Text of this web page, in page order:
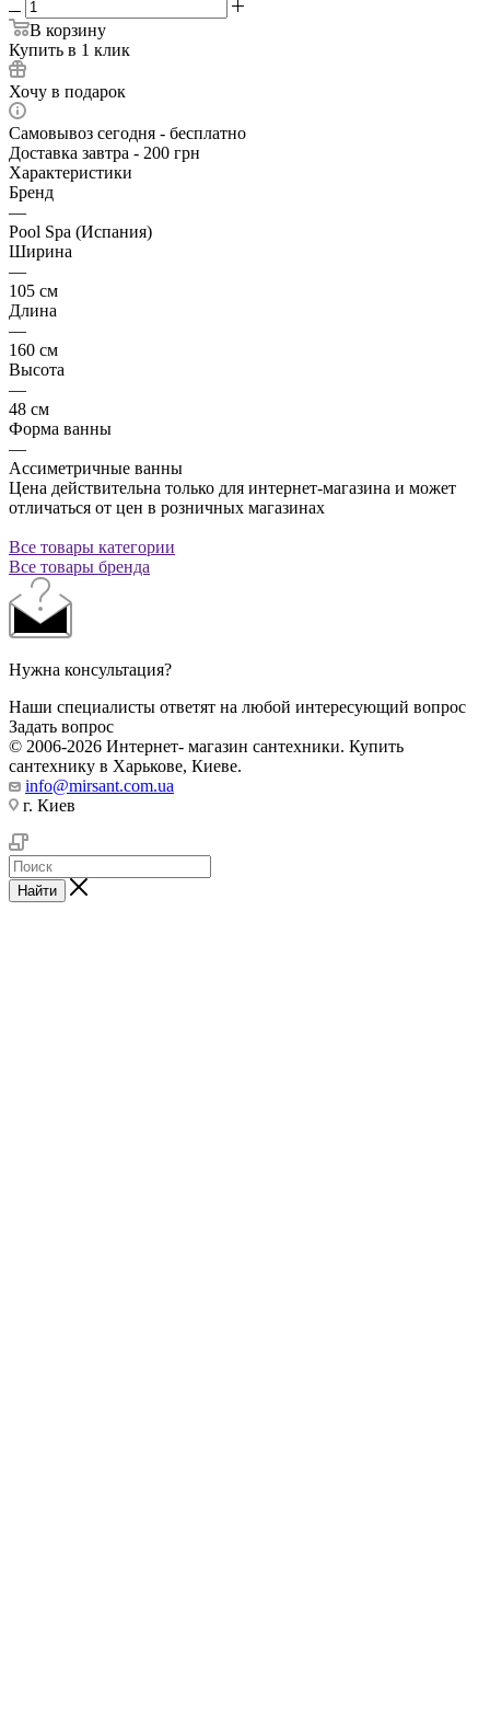
В корзину
Купить в 1 клик
Хочу в подарок
Самовывоз сегодня - бесплатно
Доставка завтра - 200 грн
Характеристики
Бренд
—
Pool Spa (Испания)
Ширина
—
105 см
Длина
—
160 см
Высота
—
48 см
Форма ванны
—
Ассиметричные ванны
Цена действительна только для интернет-магазина и может
отличаться от цен в розничных магазинах
Все товары категории
Все товары бренда
Нужна консультация?
Наши специалисты ответят на любой интересующий вопрос
Задать вопрос
© 2006-2026 Интернет- магазин сантехники. Купить
сантехнику в Харькове, Киеве.
info@mirsant.com.ua
г. Киев
Найти